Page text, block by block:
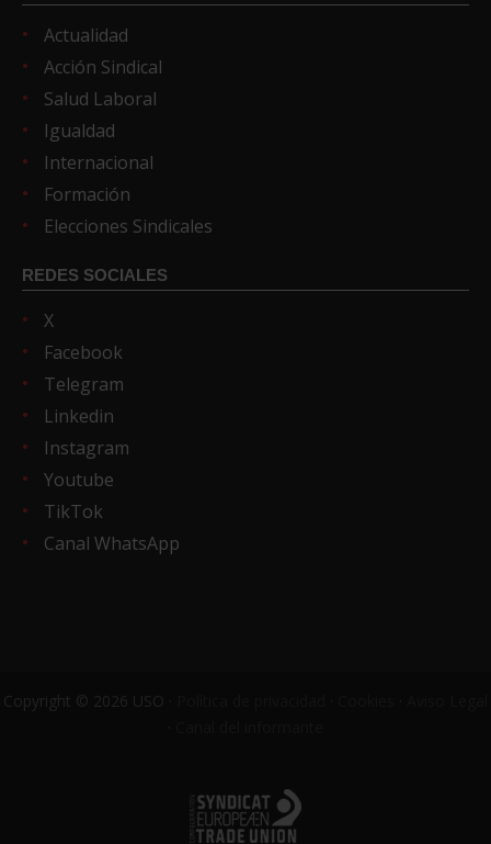
Actualidad
Acción Sindical
Salud Laboral
Igualdad
Internacional
Formación
Elecciones Sindicales
REDES SOCIALES
X
Facebook
Telegram
Linkedin
Instagram
Youtube
TikTok
Canal WhatsApp
Copyright © 2026 USO ·